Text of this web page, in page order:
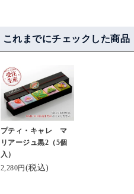
これまでにチェックした商品
プティ・キャレ マ
リアージュ黒2（5個
入）
2,280円 (税込)